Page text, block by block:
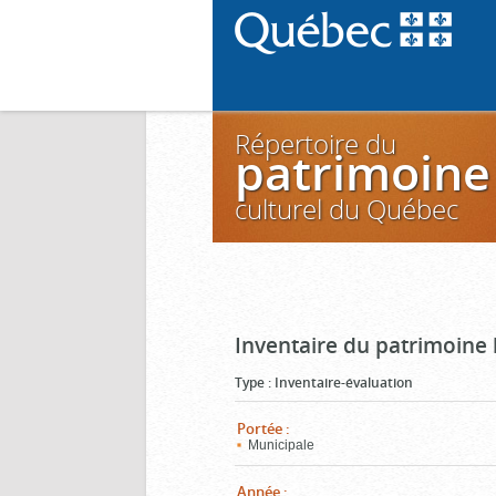
Répertoire du
patrimoine
culturel du Québec
Inventaire du patrimoine
Type : Inventaire-évaluation
Portée :
Municipale